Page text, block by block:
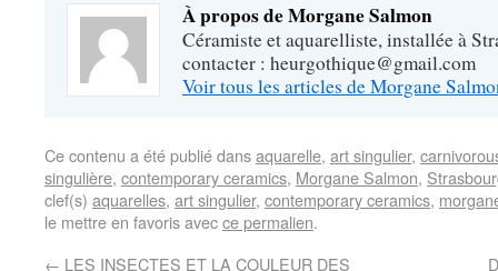
À propos de Morgane Salmon
Céramiste et aquarelliste, installée à
contacter : heurgothique@gmail.com
Voir tous les articles de Morgane
Ce contenu a été publié dansaquarelle, art singulier,
singulière, contemporary ceramics, Morgane Salmon,
clef(s) aquarelles, art singulier, contemporary ceramics,
le mettre en favoris avecce permalien.
← LES INSECTES ET LA COULEUR DES